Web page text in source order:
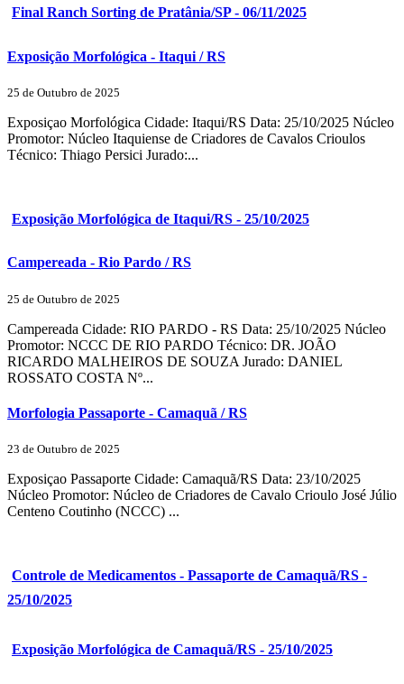
Final Ranch Sorting de Pratânia/SP - 06/11/2025
Exposição Morfológica - Itaqui / RS
25 de Outubro de 2025
Exposiçao Morfológica Cidade: Itaqui/RS Data: 25/10/2025 Núcleo
Promotor: Núcleo Itaquiense de Criadores de Cavalos Crioulos
Técnico: Thiago Persici Jurado:...
Exposição Morfológica de Itaqui/RS - 25/10/2025
Campereada - Rio Pardo / RS
25 de Outubro de 2025
Campereada Cidade: RIO PARDO - RS Data: 25/10/2025 Núcleo
Promotor: NCCC DE RIO PARDO Técnico: DR. JOÃO
RICARDO MALHEIROS DE SOUZA Jurado: DANIEL
ROSSATO COSTA Nº...
Morfologia Passaporte - Camaquã / RS
23 de Outubro de 2025
Exposiçao Passaporte Cidade: Camaquã/RS Data: 23/10/2025
Núcleo Promotor: Núcleo de Criadores de Cavalo Crioulo José Júlio
Centeno Coutinho (NCCC) ...
Controle de Medicamentos - Passaporte de Camaquã/RS -
25/10/2025
Exposição Morfológica de Camaquã/RS - 25/10/2025